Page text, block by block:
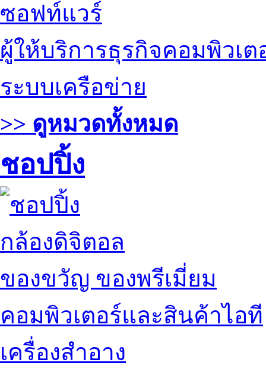
ซอฟท์แวร์
ผู้ให้บริการธุรกิจคอมพิวเต
ระบบเครือข่าย
>> ดูหมวดทั้งหมด
ชอปปิ้ง
กล้องดิจิตอล
ของขวัญ ของพรีเมี่ยม
คอมพิวเตอร์และสินค้าไอที
เครื่องสำอาง